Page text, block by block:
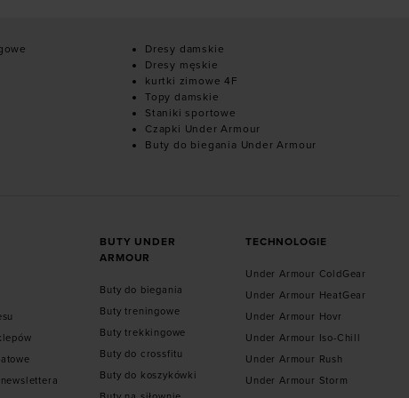
Dresy damskie
Dresy męskie
kurtki zimowe 4F
Topy damskie
Staniki sportowe
Czapki Under Armour
Buty do biegania Under Armour
BUTY UNDER
ARMOUR
Buty do biegania
Buty treningowe
Buty trekkingowe
Buty do crossfitu
Buty do koszykówki
TECHNOLOGIE
Under Armour ColdGear
Under Armour HeatGear
Under Armour Hovr
Under Armour Iso-Chill
Under Armour Rush
Under Armour Storm